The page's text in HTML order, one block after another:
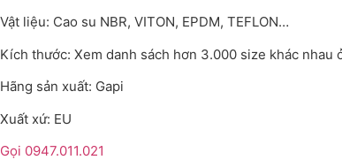
Vật liệu: Cao su NBR, VITON, EPDM, TEFLON…
Kích thước: Xem danh sách hơn 3.000 size khác nhau
Hãng sản xuất: Gapi
Xuất xứ: EU
Gọi 0947.011.021